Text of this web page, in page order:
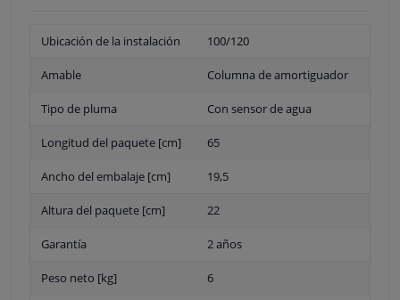
Ubicación de la instalación 100/120
Amable Columna de amortiguador
Tipo de pluma Con sensor de agua
Longitud del paquete [cm] 65
Ancho del embalaje [cm] 19,5
Altura del paquete [cm] 22
Garantía 2 años
Peso neto [kg] 6